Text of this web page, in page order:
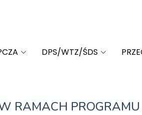
DPS/WTZ/ŚDS
RAMACH